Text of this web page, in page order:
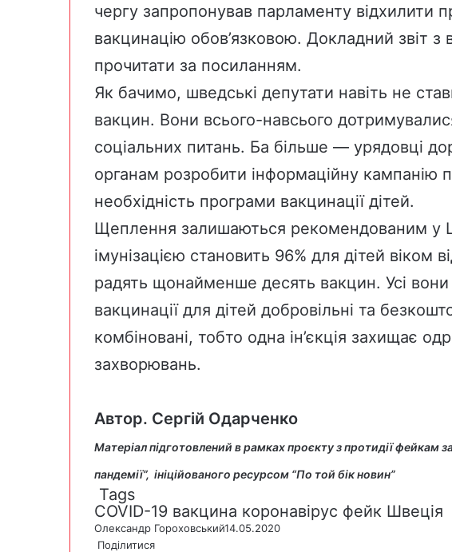
чергу запропонував парламенту відхилити
вакцинацію обов’язковою. Докладний звіт з
прочитати за посиланням.
Як бачимо, шведські депутати навіть не
вакцин. Вони всього-навсього
соціальних питань. Ба більше — урядовці
органам розробити інформаційну кампанію
необхідність програми вакцинації дітей.
Щеплення залишаються рекомендованим у
імунізацією становить 96% для дітей віком
радять щонайменше десять вакцин. Усі
вакцинації для дітей добровільні та
комбіновані, тобто одна ін’єкція захищає
захворювань.
Автор. Сергій Одарченко
Матеріал підготовлений в рамках проєкту з протидії фейкам
пандемії”, ініційованого ресурсом “По той бік новин”
Tags
COVID-19 вакцина коронавірус фейк Швеція
Олександр Гороховський14.05.2020
Поділитися